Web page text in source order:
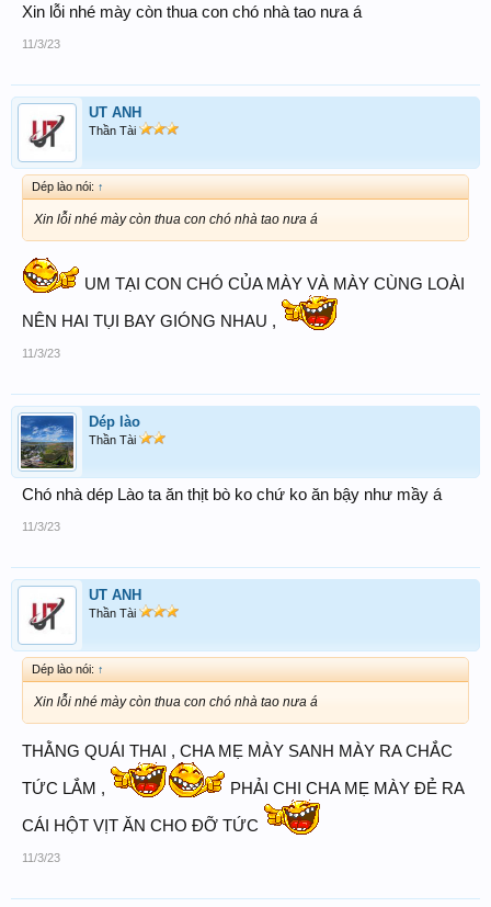
Xin lỗi nhé mày còn thua con chó nhà tao nưa á
11/3/23
UT ANH
Thần Tài
Dép lào nói: ↑
Xin lỗi nhé mày còn thua con chó nhà tao nưa á
UM TẠI CON CHÓ CỦA MÀY VÀ MÀY CÙNG LOÀI
NÊN HAI TỤI BAY GIÓNG NHAU ,
11/3/23
Dép lào
Thần Tài
Chó nhà dép Lào ta ăn thịt bò ko chứ ko ăn bậy như mầy á
11/3/23
UT ANH
Thần Tài
Dép lào nói: ↑
Xin lỗi nhé mày còn thua con chó nhà tao nưa á
THẰNG QUÁI THAI , CHA MẸ MÀY SANH MÀY RA CHẮC
TỨC LẮM , PHẢI CHI CHA MẸ MÀY ĐẺ RA
CÁI HỘT VỊT ĂN CHO ĐỠ TỨC
11/3/23